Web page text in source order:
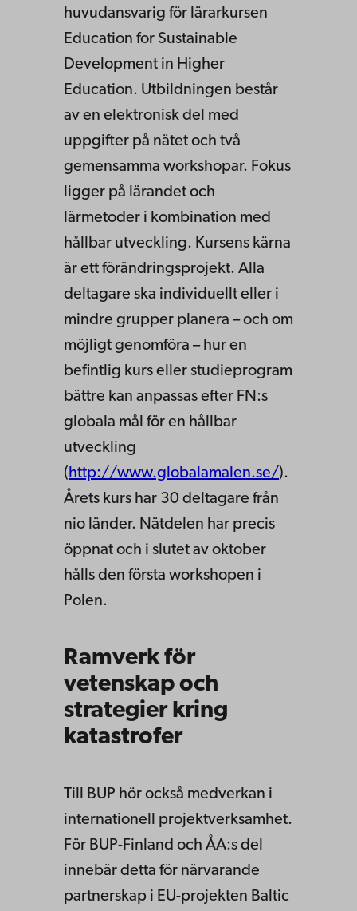
huvudansvarig för lärarkursen
Education for Sustainable
Development in Higher
Education. Utbildningen består
av en elektronisk del med
uppgifter på nätet och två
gemensamma workshopar. Fokus
ligger på lärandet och
lärmetoder i kombination med
hållbar utveckling. Kursens kärna
är ett förändringsprojekt. Alla
deltagare ska individuellt eller i
mindre grupper planera – och om
möjligt genomföra – hur en
befintlig kurs eller studieprogram
bättre kan anpassas efter FN:s
globala mål för en hållbar
utveckling
(http://www.globalamalen.se/).
Årets kurs har 30 deltagare från
nio länder. Nätdelen har precis
öppnat och i slutet av oktober
hålls den första workshopen i
Polen.
Ramverk för
vetenskap och
strategier kring
katastrofer
Till BUP hör också medverkan i
internationell projektverksamhet.
För BUP-Finland och ÅA:s del
innebär detta för närvarande
partnerskap i EU-projekten Baltic